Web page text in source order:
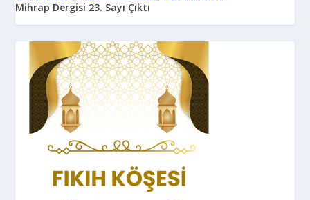
Mihrap Dergisi 23. Sayı Çıktı